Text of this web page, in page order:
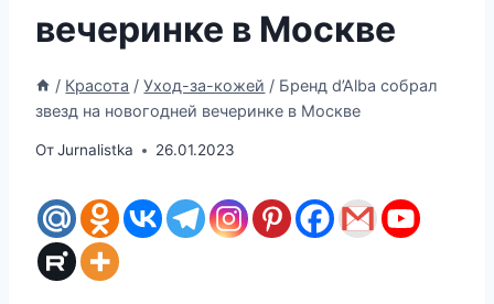
вечеринке в Москве
/ Красота / Уход-за-кожей / Бренд d’Alba собрал
звезд на новогодней вечеринке в Москве
ОтJurnalistka 26.01.2023